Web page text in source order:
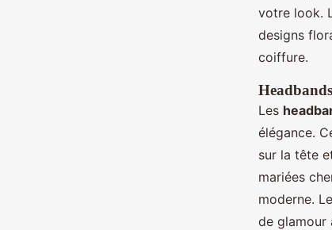
votre look.
designs
coiffure.
Les
élégance.
sur la tête
mariées
moderne. Le
de glamour